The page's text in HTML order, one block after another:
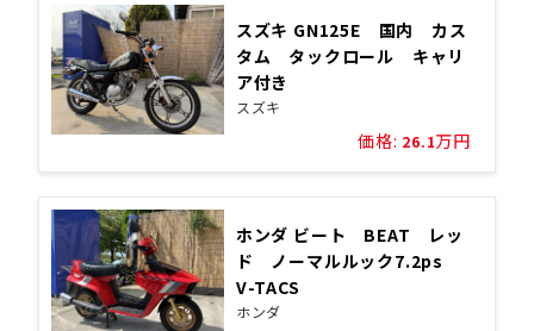
スズキ GN125E 国内 カス
タム タックロール キャリ
ア付き
スズキ
価格: 26.1万円
ホンダ ビート BEAT レッ
ド ノーマルルック7.2ps
V-TACS
ホンダ